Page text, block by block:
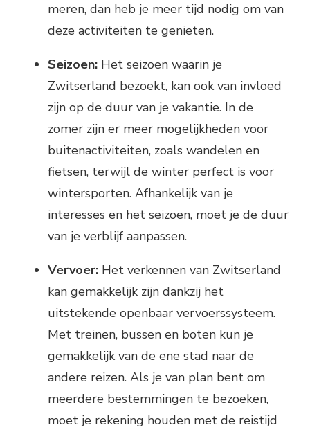
meren, dan heb je meer tijd nodig om van
deze activiteiten te genieten.
Seizoen: Het seizoen waarin je
Zwitserland bezoekt, kan ook van invloed
zijn op de duur van je vakantie. In de
zomer zijn er meer mogelijkheden voor
buitenactiviteiten, zoals wandelen en
fietsen, terwijl de winter perfect is voor
wintersporten. Afhankelijk van je
interesses en het seizoen, moet je de duur
van je verblijf aanpassen.
Vervoer: Het verkennen van Zwitserland
kan gemakkelijk zijn dankzij het
uitstekende openbaar vervoerssysteem.
Met treinen, bussen en boten kun je
gemakkelijk van de ene stad naar de
andere reizen. Als je van plan bent om
meerdere bestemmingen te bezoeken,
moet je rekening houden met de reistijd